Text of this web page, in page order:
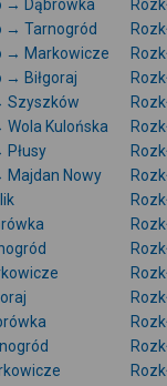
→ Dąbrówka
→ Tarnogród
→ Markowicze
→ Biłgoraj
Szyszków
Wola Kulońska
Płusy
Majdan Nowy